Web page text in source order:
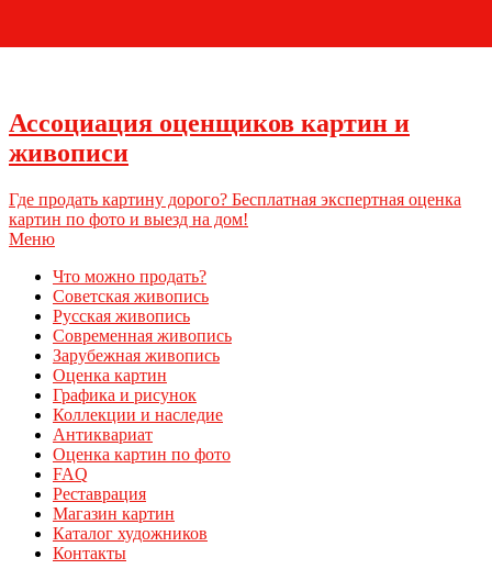
Ассоциация оценщиков картин и
живописи
Где продать картину дорого? Бесплатная экспертная оценка
картин по фото и выезд на дом!
Меню
Что можно продать?
Советская живопись
Русская живопись
Современная живопись
Зарубежная живопись
Оценка картин
Графика и рисунок
Коллекции и наследие
Антиквариат
Оценка картин по фото
FAQ
Реставрация
Магазин картин
Каталог художников
Контакты